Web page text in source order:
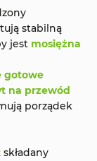
stabilną
jest mosiężna
gotowe
na przewód
porządek
składany